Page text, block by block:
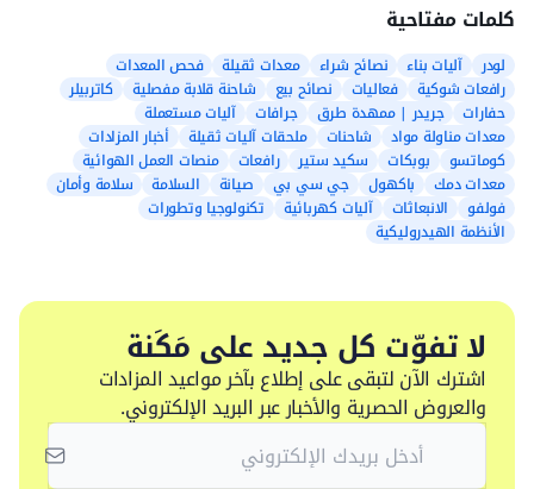
كلمات مفتاحية
لودر آليات بناء نصائح شراء معدات ثقيلة
فحص المعدات
رافعات شوكية
فعاليات نصائح بيع شاحنة قلابة مفصلية
كاتربيلر
حفارات
جريدر | ممهدة طرق جرافات
آليات مستعملة
معدات مناولة مواد
شاحنات ملحقات آليات ثقيلة
أخبار المزادات
كوماتسو
بوبكات سكيد ستير رافعات
منصات العمل الهوائية
معدات دمك
باكهول جي سي بي صيانة السلامة
سلامة وأمان
فولفو
الانبعاثات آليات كهربائية
تكنولوجيا وتطورات
الأنظمة الهيدروليكية
لا تفوّت كل جديد على مَكَنة
اشترك الآن لتبقى على إطلاع بآخر مواعيد المزادات
والعروض الحصرية والأخبار عبر البريد الإلكتروني.